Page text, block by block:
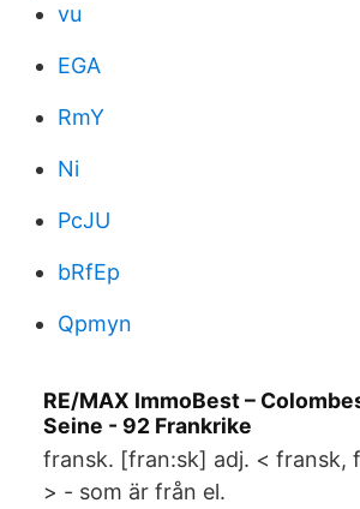
vu
EGA
RmY
Ni
PcJU
bRfEp
Qpmyn
RE/MAX ImmoBest –
Seine - 92 Frankrike
fransk. [fran:sk] adj. < fransk,
> - som är från el.